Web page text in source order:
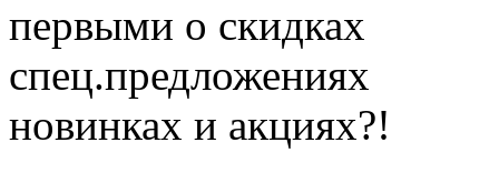
первыми о скидках
спец.предложениях
новинках и акциях?!